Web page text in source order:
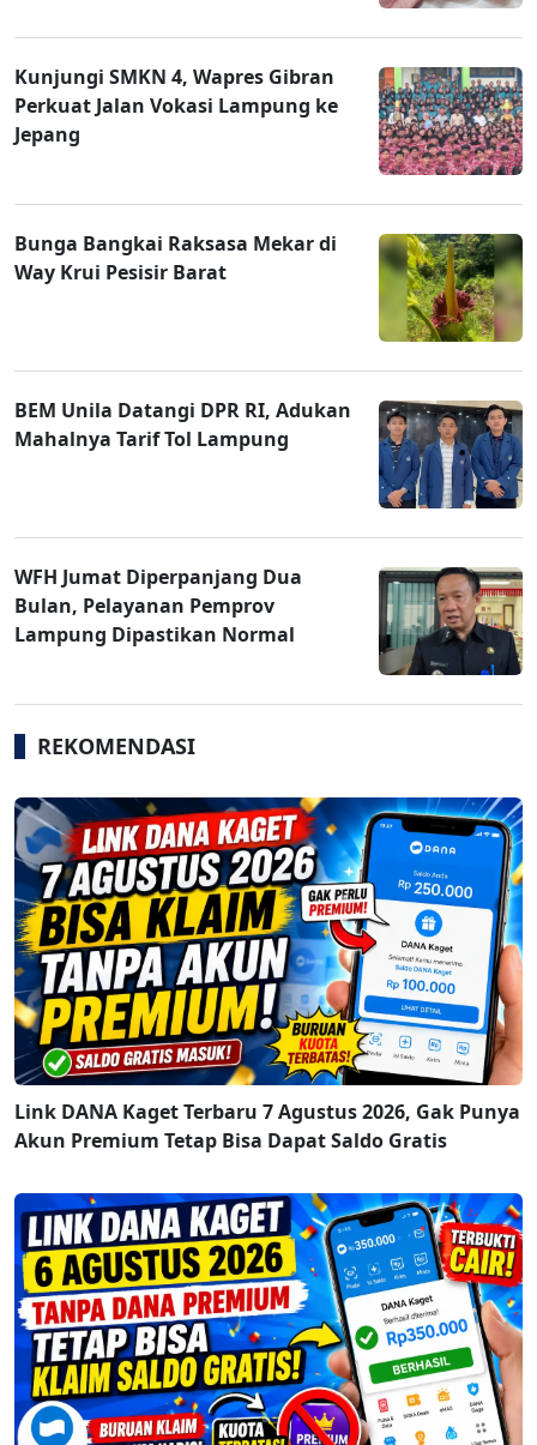
Kunjungi SMKN 4, Wapres Gibran
Perkuat Jalan Vokasi Lampung ke
Jepang
Bunga Bangkai Raksasa Mekar di
Way Krui Pesisir Barat
BEM Unila Datangi DPR RI, Adukan
Mahalnya Tarif Tol Lampung
WFH Jumat Diperpanjang Dua
Bulan, Pelayanan Pemprov
Lampung Dipastikan Normal
REKOMENDASI
Link DANA Kaget Terbaru 7 Agustus 2026, Gak Punya
Akun Premium Tetap Bisa Dapat Saldo Gratis